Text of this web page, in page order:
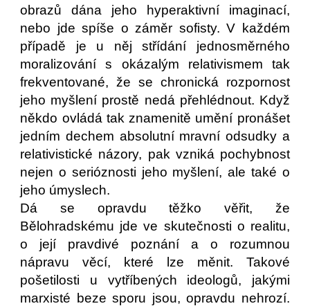
obrazů dána jeho hyperaktivní imaginací,
nebo jde spíše o záměr sofisty. V každém
případě je u něj střídání jednosměrného
moralizování s okázalým relativismem tak
frekventované, že se chronická rozpornost
jeho myšlení prostě nedá přehlédnout. Když
někdo ovládá tak znamenitě umění pronášet
jedním dechem absolutní mravní odsudky a
relativistické názory, pak vzniká pochybnost
nejen o serióznosti jeho myšlení, ale také o
jeho úmyslech.
Dá se opravdu těžko věřit, že
Bělohradskému jde ve skutečnosti o realitu,
o její pravdivé poznání a o rozumnou
nápravu věcí, které lze měnit. Takové
pošetilosti u vytříbených ideologů, jakými
marxisté beze sporu jsou, opravdu nehrozí.